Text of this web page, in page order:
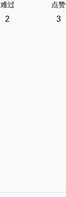
难过
2
点赞
3